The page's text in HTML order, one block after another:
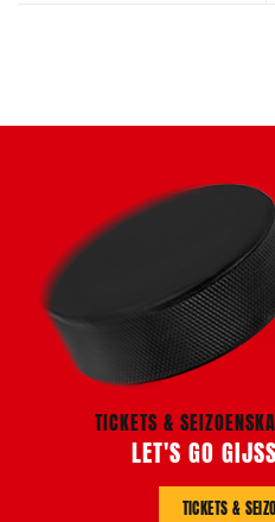
TICKETS &
LET'S GO
TICKETS &